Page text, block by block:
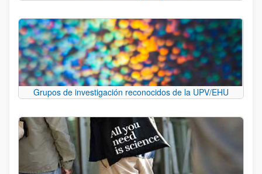
Grupos de investigación reconocidos de la UPV/EHU